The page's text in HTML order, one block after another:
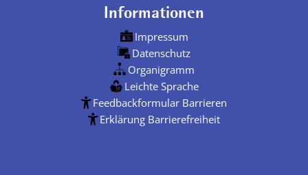
Informationen
Impressum
Datenschutz
Organigramm
Leichte Sprache
Feedbackformular Barrieren
Erklärung Barrierefreiheit